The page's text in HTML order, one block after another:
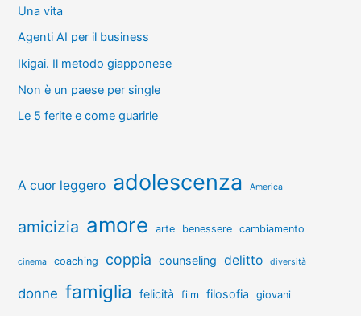
Una vita
Agenti AI per il business
Ikigai. Il metodo giapponese
Non è un paese per single
Le 5 ferite e come guarirle
A cuor leggero adolescenza America
amicizia amore arte benessere cambiamento
cinema coaching coppia counseling delitto diversità
donne famiglia felicità film filosofia giovani